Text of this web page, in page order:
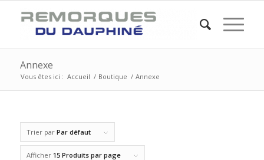
Annexe
Vous êtes ici : Accueil / Boutique / Annexe
Trier par Par défaut
Afficher 15 Produits par page